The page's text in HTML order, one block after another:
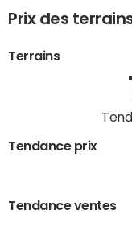
Prix des
Terrains
Tendance prix
Tendance ventes